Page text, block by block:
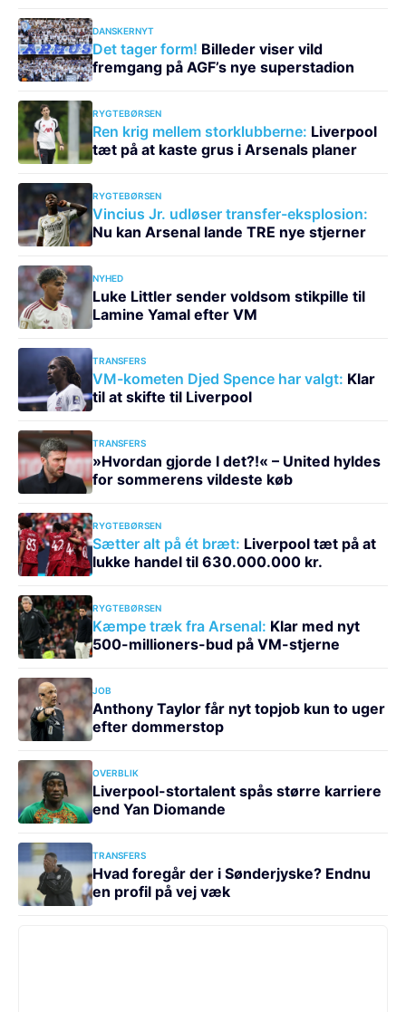
DANSKERNYT
Det tager form! Billeder viser vild
fremgang på AGF’s nye superstadion
RYGTEBØRSEN
Ren krig mellem storklubberne: Liverpool
tæt på at kaste grus i Arsenals planer
RYGTEBØRSEN
Vincius Jr. udløser transfer-eksplosion:
Nu kan Arsenal lande TRE nye stjerner
NYHED
Luke Littler sender voldsom stikpille til
Lamine Yamal efter VM
TRANSFERS
VM-kometen Djed Spence har valgt: Klar
til at skifte til Liverpool
TRANSFERS
»Hvordan gjorde I det?!« – United hyldes
for sommerens vildeste køb
RYGTEBØRSEN
Sætter alt på ét bræt: Liverpool tæt på at
lukke handel til 630.000.000 kr.
RYGTEBØRSEN
Kæmpe træk fra Arsenal: Klar med nyt
500-millioners-bud på VM-stjerne
JOB
Anthony Taylor får nyt topjob kun to uger
efter dommerstop
OVERBLIK
Liverpool-stortalent spås større karriere
end Yan Diomande
TRANSFERS
Hvad foregår der i Sønderjyske? Endnu
en profil på vej væk